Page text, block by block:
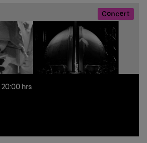
Concert
20:00 hrs